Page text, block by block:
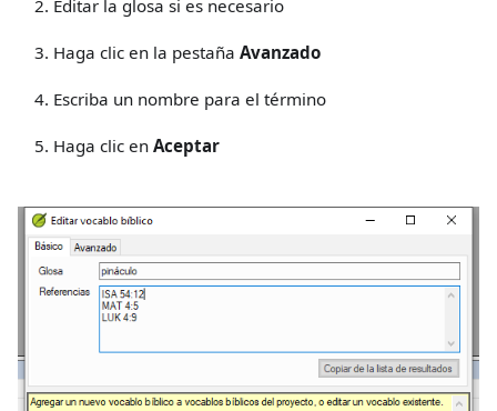
Editar la glosa si es necesario
Haga clic en la pestaña Avanzado
Escriba un nombre para el término
Haga clic en Aceptar